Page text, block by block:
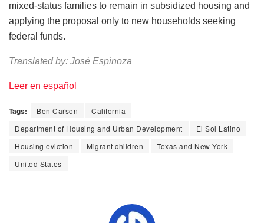
mixed-status families to remain in subsidized housing and
applying the proposal only to new households seeking
federal funds.
Translated by: José Espinoza
Leer en español
Tags: Ben Carson
California
Department of Housing and Urban Development
El Sol Latino
Housing eviction
Migrant children
Texas and New York
United States